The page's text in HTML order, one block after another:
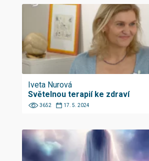
Iveta Nurová
Světelnou terapií ke zdraví
3652 17. 5. 2024